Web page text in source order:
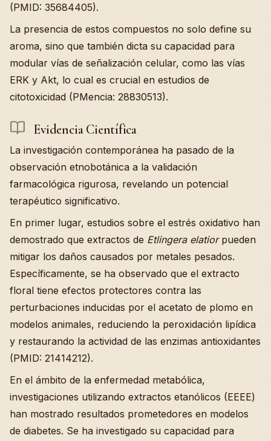
(PMID: 35684405).
La presencia de estos compuestos no solo define su
aroma, sino que también dicta su capacidad para
modular vías de señalización celular, como las vías
ERK y Akt, lo cual es crucial en estudios de
citotoxicidad (PMencia: 28830513).
Evidencia Científica
La investigación contemporánea ha pasado de la
observación etnobotánica a la validación
farmacológica rigurosa, revelando un potencial
terapéutico significativo.
En primer lugar, estudios sobre el estrés oxidativo han
demostrado que extractos de Etlingera elatiorpueden
mitigar los daños causados por metales pesados.
Específicamente, se ha observado que el extracto
floral tiene efectos protectores contra las
perturbaciones inducidas por el acetato de plomo en
modelos animales, reduciendo la peroxidación lipídica
y restaurando la actividad de las enzimas antioxidantes
(PMID: 21414212).
En el ámbito de la enfermedad metabólica,
investigaciones utilizando extractos etanólicos (EEEE)
han mostrado resultados prometedores en modelos
de diabetes. Se ha investigado su capacidad para